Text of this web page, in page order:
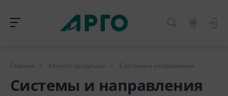
Главная / Каталог продукции / Системы и направления
Системы и направления